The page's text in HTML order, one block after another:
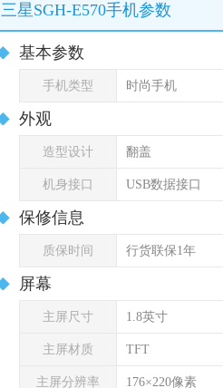
三星SGH-E570手机参数
基本参数
手机类型 时尚手机
外观
造型设计 翻盖
机身接口 USB数据接口
保修信息
质保时间 行货联保1年
屏幕
主屏尺寸 1.8英寸
主屏材质 TFT
主屏分辨率 176×220像素